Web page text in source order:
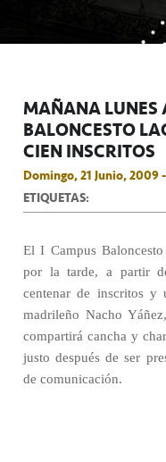
MAÑANA LUNES
BALONCESTO
CIEN INSCRITOS
Domingo, 21 Junio, 2009
ETIQUETAS:
El I Campus
por la tarde, a partir
centenar de inscritos
madrileño Nacho
compartirá cancha y
justo después de ser
de comunicación.